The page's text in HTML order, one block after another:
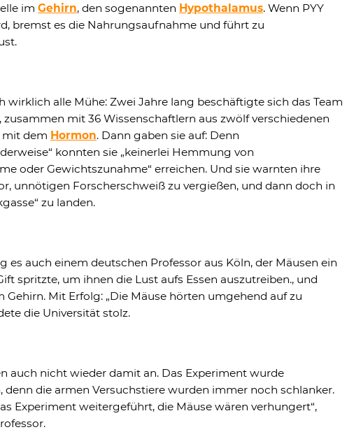
im Gehirn, den sogenannten Hypothalamus. Wenn PYY
bremst es die Nahrungsaufnahme und führt zu
wirklich alle Mühe: Zwei Jahre lang beschäftigte sich das Team
zusammen mit 36 Wissenschaftlern aus zwölf verschiedenen
dem Hormon. Dann gaben sie auf: Denn
konnten sie „keinerlei Hemmung von
oder Gewichtszunahme“ erreichen. Und sie warnten ihre
unnötigen Forscherschweiß zu vergießen, und dann doch in
zu landen.
es auch einem deutschen Professor aus Köln, der Mäusen ein
spritzte, um ihnen die Lust aufs Essen auszutreiben., und
Gehirn. Mit Erfolg: „Die Mäuse hörten umgehend auf zu
die Universität stolz.
auch nicht wieder damit an. Das Experiment wurde
denn die armen Versuchstiere wurden immer noch schlanker.
Experiment weitergeführt, die Mäuse wären verhungert“,